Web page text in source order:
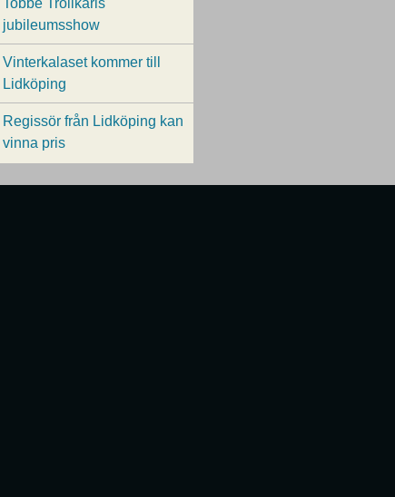
jubileumsshow
Vinterkalaset kommer till
Lidköping
Regissör från Lidköping kan
vinna pris